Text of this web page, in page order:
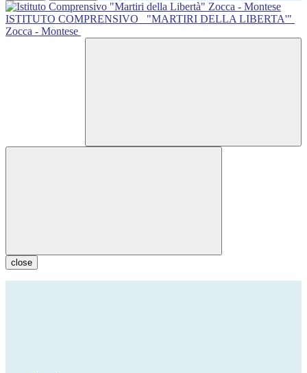
ISTITUTO COMPRENSIVO
"MARTIRI DELLA LIBERTA'"
Zocca - Montese
close